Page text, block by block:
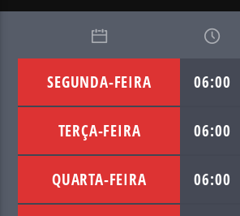
SEGUNDA-FEIRA 06:00
TERÇA-FEIRA 06:00
QUARTA-FEIRA 06:00